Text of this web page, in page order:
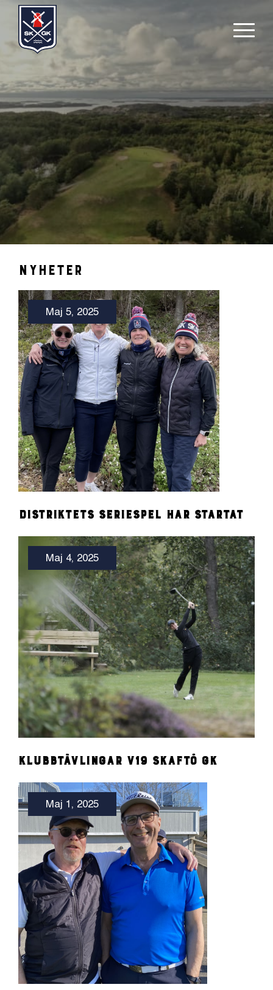
Nyheter
Maj 5, 2025
Distriktets seriespel har startat
Maj 4, 2025
Klubbtävlingar v19 Skaftö GK
Maj 1, 2025